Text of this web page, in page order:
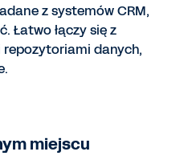
z systemów CRM,
Łatwo łączy się z
danych,
miejscu